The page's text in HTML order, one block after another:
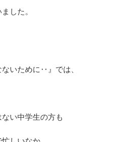
した。
ないために‥』では、
い中学生の方も